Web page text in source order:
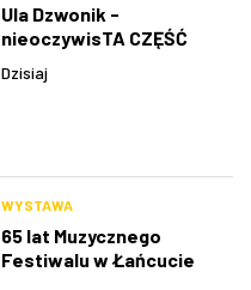
Ula Dzwonik -
nieoczywisTA CZĘŚĆ
Dzisiaj
WYSTAWA
65 lat Muzycznego
Festiwalu w Łańcucie